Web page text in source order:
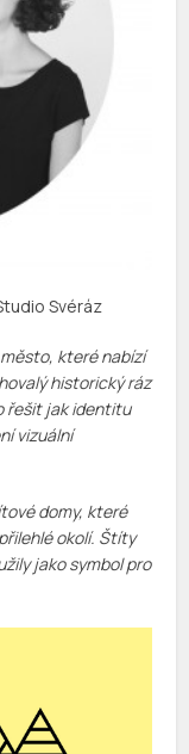
Svéráz
které nabízí
historický ráz
řešit jak identitu
vizuální
domy, které
okolí. Štíty
jako symbol pro